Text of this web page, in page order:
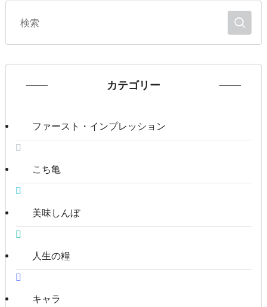
カテゴリー
ファースト・インプレッション
こち亀
美味しんぼ
人生の糧
キャラ